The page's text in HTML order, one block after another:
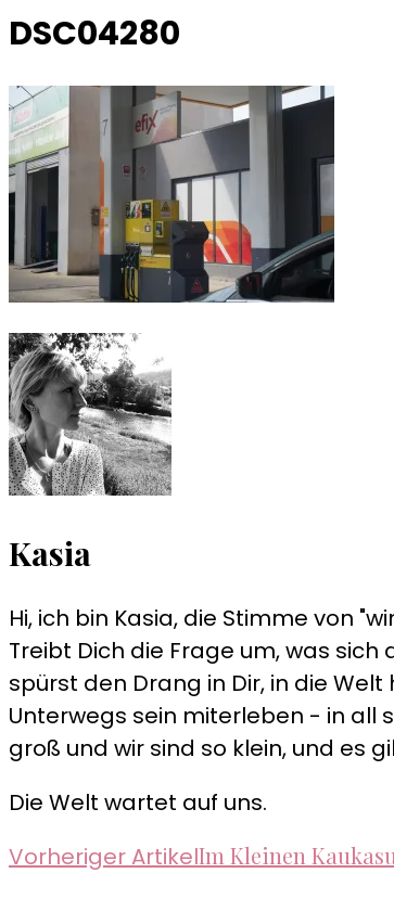
DSC04280
Kasia
Hi, ich bin Kasia, die Stimme von
Treibt Dich die Frage um, was
spürst den Drang in Dir, in die
Unterwegs sein miterleben - in all
groß und wir sind so klein, und es
Die Welt wartet auf uns.
Beitragsnavigation
Vorheriger ArtikelIm Kleinen